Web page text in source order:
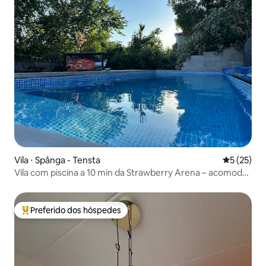
Vila ⋅ Spånga - Tensta 5 de uma
5 (25)
Vila com piscina a 10 min da Strawberry Arena – acomoda
Entre os melhores preferidos dos hóspedes
Preferido dos hóspedes